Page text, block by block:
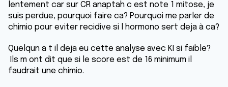
lentement car sur CR anaptah c est note 1 mitose, je
suis perdue, pourquoi faire ca? Pourquoi me parler de
chimio pour eviter recidive si l hormono sert deja à ca?
Quelqun a t il deja eu cette analyse avec KI si faible?
Ils m ont dit que si le score est de 16 minimum il
faudrait une chimio.